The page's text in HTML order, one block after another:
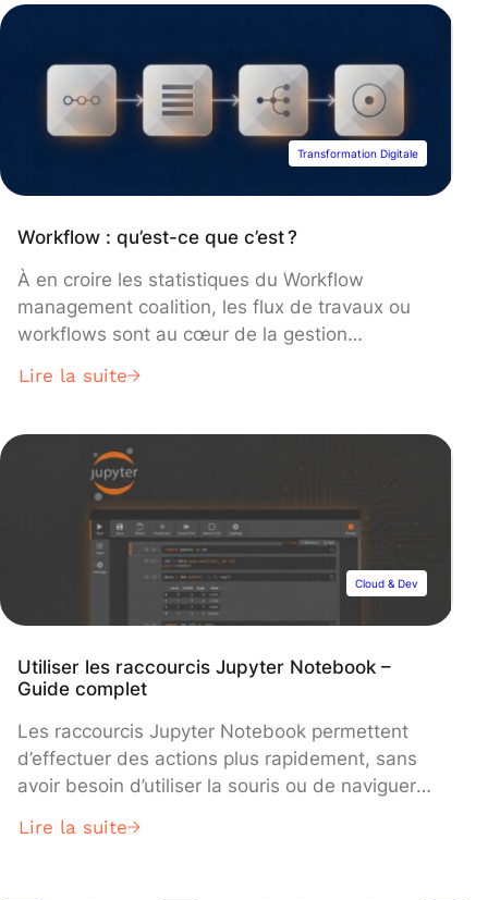
panique les voici : Cette section a pour but
Transformation Digitale
Workflow : qu’est-ce que c’est ?
À en croire les statistiques du Workflow
management coalition, les flux de travaux ou
workflows sont au cœur de la gestion
identifiez, les surveillez et les gérez ou non, ils
flux de travaux, la gestion des flux de travaux
et le potentiel […]
Lire la suite
Cloud & Dev
Utiliser les raccourcis Jupyter Notebook –
Guide complet
Les raccourcis Jupyter Notebook permettent
d’effectuer des actions plus rapidement, sans
avoir besoin d’utiliser la souris ou de naviguer
découvrez quels sont les plus utilisés, leurs
Lire la suite